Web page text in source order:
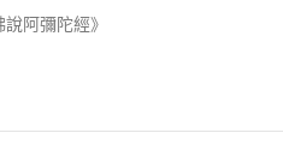
阿彌陀經》